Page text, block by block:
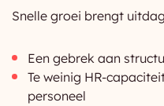
Snelle groei brengt
Een gebrek aan
Te weinig HR-
personeel